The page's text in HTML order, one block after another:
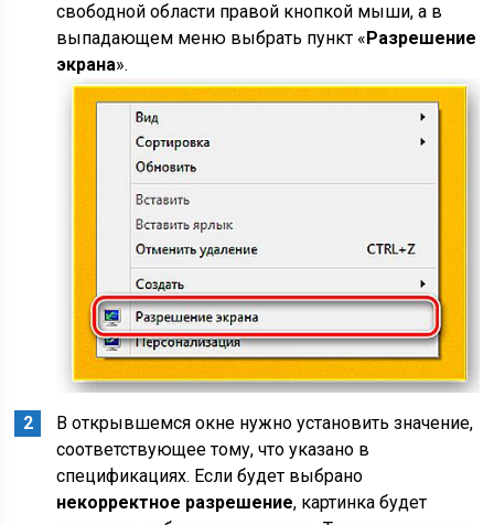
свободной области правой кнопкой мыши, а в
выпадающем меню выбрать пункт « Разрешение
экрана».
В открывшемся окне нужно установить значение,
соответствующее тому, что указано в
спецификациях. Если будет выбрано
некорректное разрешение, картинка будет